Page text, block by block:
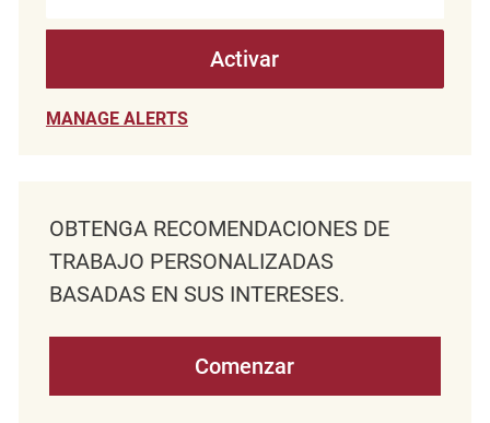
Activar
MANAGE ALERTS
OBTENGA RECOMENDACIONES DE
TRABAJO PERSONALIZADAS
BASADAS EN SUS INTERESES.
Comenzar